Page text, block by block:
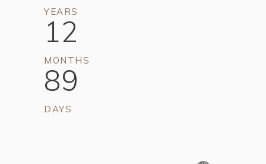
YEARS
12
MONTHS
89
DAYS